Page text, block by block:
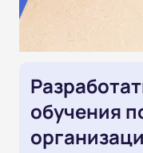
обучения